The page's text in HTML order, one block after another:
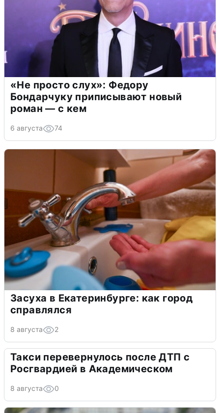
«Не просто слух»: Федору
Бондарчуку приписывают новый
роман — с кем
6 августа 74
Засуха в Екатеринбурге: как город
справлялся
8 августа 2
Такси перевернулось после ДТП с
Росгвардией в Академическом
8 августа 0